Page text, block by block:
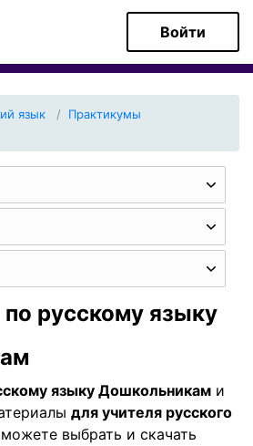
Войти
язык
Практикумы
русскому языку
языку Дошкольникам и
для учителя русского
выбрать и скачать